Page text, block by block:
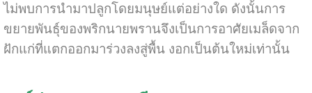
ไม่พบการนำมาปลูกโดยมนุษย์แต่อย่างใด ดังนั้นการ
ขยายพันธุ์ของพริกนายพรานจึงเป็นการอาศัยเมล็ดจาก
ฝักแก่ที่แตกออกมาร่วงลงสู่พื้น งอกเป็นต้นใหม่เท่านั้น